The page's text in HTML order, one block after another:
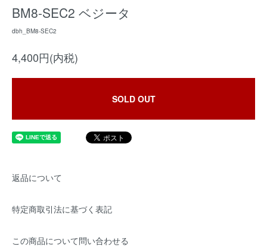
BM8-SEC2 ベジータ
dbh_BM8-SEC2
4,400円(内税)
SOLD OUT
返品について
特定商取引法に基づく表記
この商品について問い合わせる